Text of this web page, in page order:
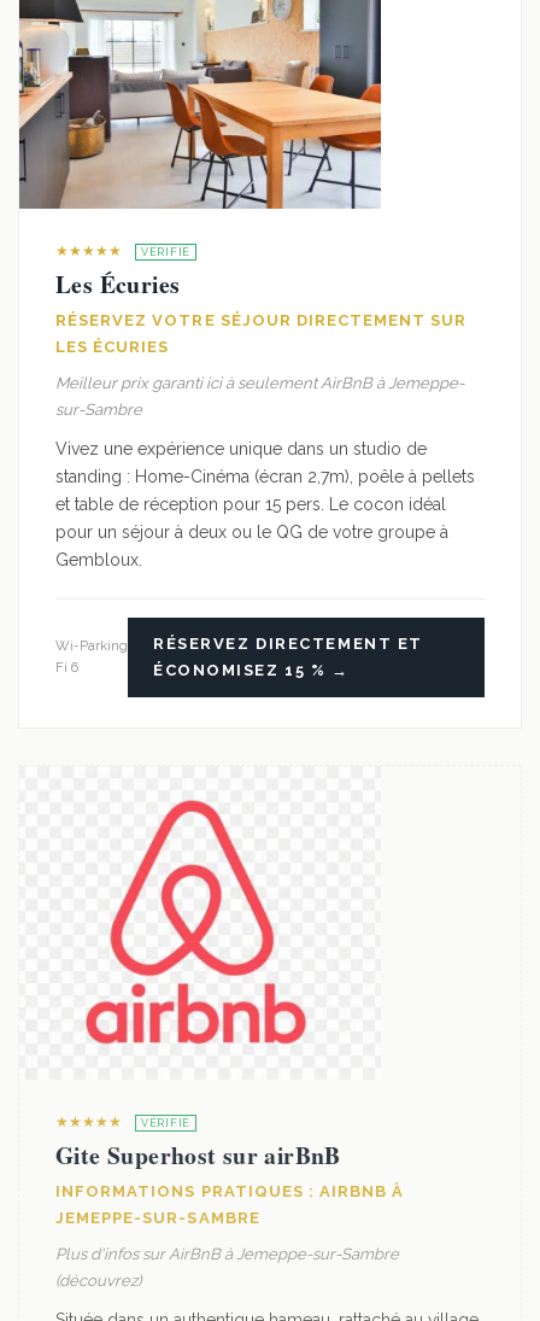
★★★★★ VÉRIFIÉ
Les Écuries
RÉSERVEZ VOTRE SÉJOUR DIRECTEMENT SUR
LES ÉCURIES
Meilleur prix garanti ici à seulement AirBnB à Jemeppe-
sur-Sambre
Vivez une expérience unique dans un studio de
standing : Home-Cinéma (écran 2,7m), poêle à pellets
et table de réception pour 15 pers. Le cocon idéal
pour un séjour à deux ou le QG de votre groupe à
Gembloux.
Wi-
Fi 6
Parking
RÉSERVEZ DIRECTEMENT ET
ÉCONOMISEZ 15 % →
★★★★★ VÉRIFIÉ
Gite Superhost sur airBnB
INFORMATIONS PRATIQUES : AIRBNB À
JEMEPPE-SUR-SAMBRE
Plus d'infos sur AirBnB à Jemeppe-sur-Sambre
(découvrez)